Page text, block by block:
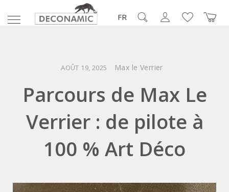
FR
AOÛT 19, 2025 Max le Verrier
Parcours de Max Le
Verrier : de pilote à
100 % Art Déco